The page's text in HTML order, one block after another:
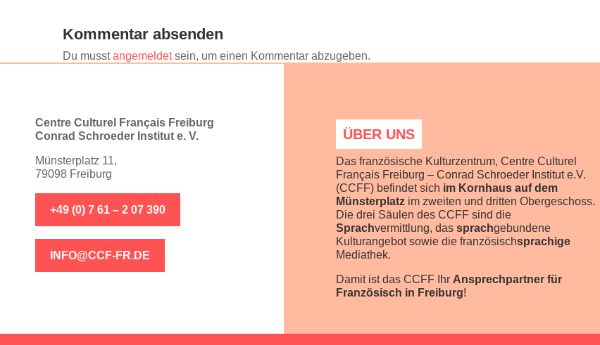
Kommentar absenden
Du musstangemeldetsein, um einen Kommentar abzugeben.
Centre Culturel Français Freiburg
Conrad Schroeder Institut e. V.
Münsterplatz 11,
79098 Freiburg
+49 (0) 7 61 – 2 07 390
INFO@CCF-FR.DE
ÜBER UNS
Das französische Kulturzentrum, Centre Culturel
Français Freiburg – Conrad Schroeder Institut e.V.
(CCFF) befindet sich im Kornhaus auf dem
Münsterplatz im zweiten und dritten Obergeschoss.
Die drei Säulen des CCFF sind die
Sprachvermittlung, dassprachgebundene
Kulturangebot sowie die französischsprachige
Mediathek.
Damit ist das CCFF Ihr Ansprechpartner für
Französisch in Freiburg!